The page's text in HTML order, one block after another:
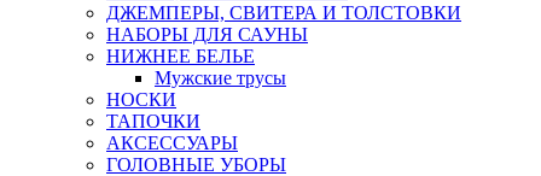
ДЖЕМПЕРЫ, СВИТЕРА И ТОЛСТОВКИ
НАБОРЫ ДЛЯ САУНЫ
НИЖНЕЕ БЕЛЬЕ
Мужские трусы
НОСКИ
ТАПОЧКИ
АКСЕССУАРЫ
ГОЛОВНЫЕ УБОРЫ